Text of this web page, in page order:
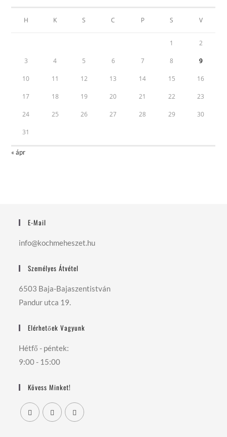
H K S C P S V
1 2
3 4 5 6 7 8 9
10 11 12 13 14 15 16
17 18 19 20 21 22 23
24 25 26 27 28 29 30
31
« ápr
E-Mail
info@kochmeheszet.hu
Személyes Átvétel
6503 Baja-Bajaszentistván
Pandur utca 19.
Elérhetőek Vagyunk
Hétfő - péntek:
9:00 - 15:00
Kövess Minket!